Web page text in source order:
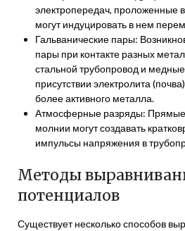
электропередач, проложенные
могут индуцировать в нем
Гальванические пары:
пары при контакте разных
стальной трубопровод и
присутствии электролита
более активного металла.
Атмосферные разряды: Прямые
молнии могут создавать
импульсы напряжения в
Методы
потенциалов
Существует несколько способов